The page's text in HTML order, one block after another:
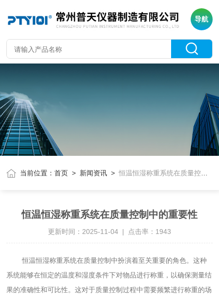
导航
当前位置：首页 > 新闻资讯 >恒温恒湿称重系统在质量控制中的重要性
恒温恒湿称重系统在质量控制中的重要性
更新时间：2025-11-04 | 点击率：1943
恒温恒湿称重系统在质量控制中扮演着至关重要的角色。这种
系统能够在恒定的温度和湿度条件下对物品进行称重，以确保测量结
果的准确性和可比性。这对于质量控制过程中需要频繁进行称重的场